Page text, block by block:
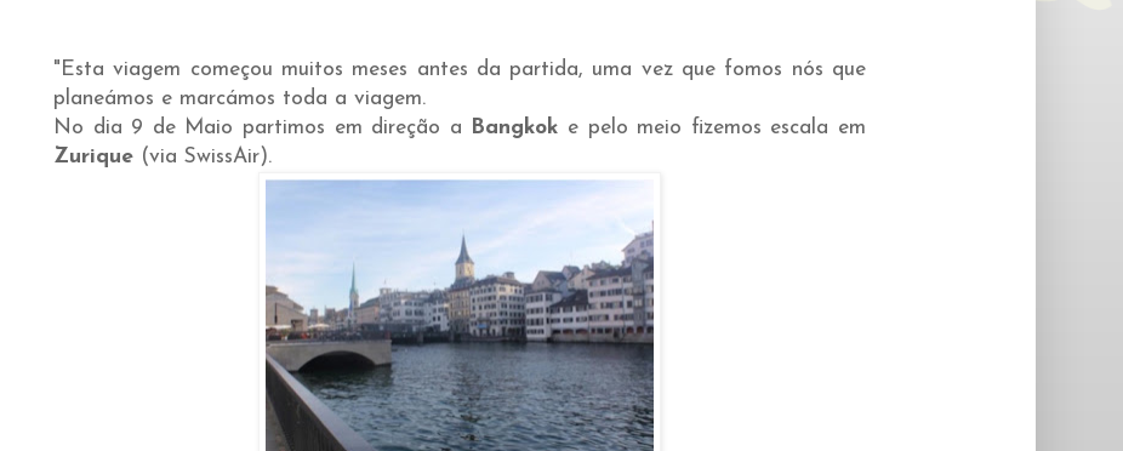
"Esta viagem começou muitos meses antes da partida, uma vez que fomos nós que
planeámos e marcámos toda a viagem.
No dia 9 de Maio partimos em direção a
Bangkok e pelo meio fizemos escala em
Zurique (via SwissAir).